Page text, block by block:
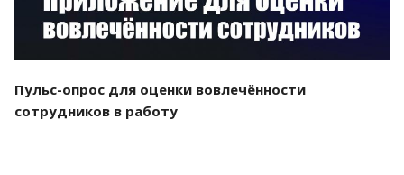
Пульс-опрос для оценки вовлечённости
сотрудников в работу